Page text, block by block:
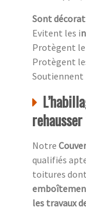
Sont
Evitent les i
Protègent le
Protègent
Soutiennent
Notre
qualifiés
toitures
les travaux